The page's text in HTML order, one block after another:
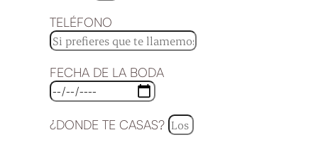
TELÉFONO
FECHA DE LA BODA
¿DONDE TE CASAS?